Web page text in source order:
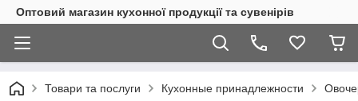
Оптовий магазин кухонної продукції та сувенірів
Товари та послуги Кухонные принадлежности